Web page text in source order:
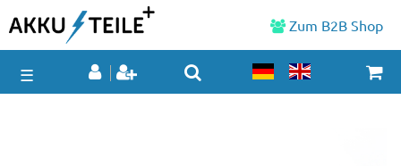
Zum B2B Shop
☰